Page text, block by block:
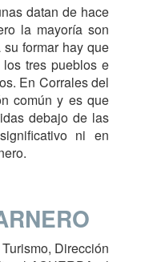
datan de hace
la mayoría son
formar hay que
tres pueblos e
En Corrales del
común y es que
debajo de las
ni en
Dirección